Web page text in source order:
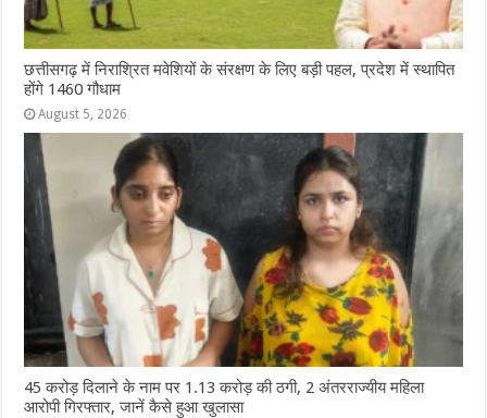
छत्तीसगढ़ में निराश्रित मवेशियों के संरक्षण के लिए बड़ी पहल, प्रदेश में स्थापित
होंगे 1460 गौधाम
August 5, 2026
45 करोड़ दिलाने के नाम पर 1.13 करोड़ की ठगी, 2 अंतरराज्यीय महिला
आरोपी गिरफ्तार, जानें कैसे हुआ खुलासा